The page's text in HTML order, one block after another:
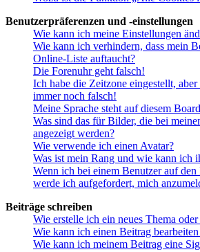
Benutzerpräferenzen und -einstellungen
Wie kann ich meine Einstellungen
Wie kann ich verhindern, dass mein
Online-Liste auftaucht?
Die Forenuhr geht falsch!
Ich habe die Zeitzone eingestellt,
immer noch falsch!
Meine Sprache steht auf diesem
Was sind das für Bilder, die bei
angezeigt werden?
Wie verwende ich einen Avatar?
Was ist mein Rang und wie kann ich
Wenn ich bei einem Benutzer auf
werde ich aufgefordert, mich
Beiträge schreiben
Wie erstelle ich ein neues Thema
Wie kann ich einen Beitrag
Wie kann ich meinem Beitrag eine